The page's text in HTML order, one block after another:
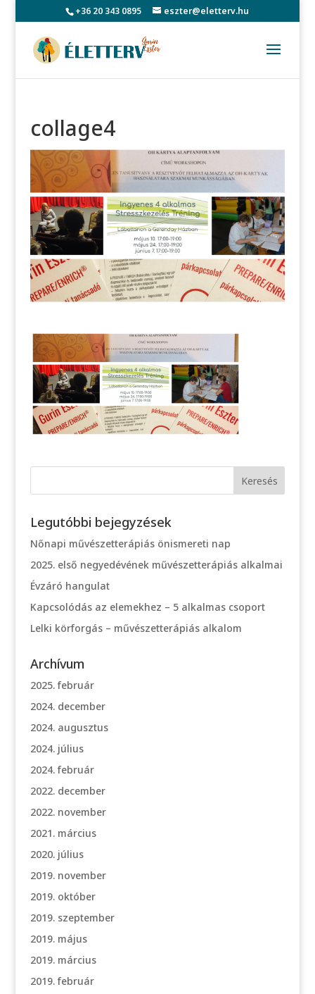
+36 20 343 0895 eszter@eletterv.hu
collage4
Legutóbbi bejegyzések
Nőnapi művészetterápiás önismereti nap
2025. első negyedévének művészetterápiás alkalmai
Évzáró hangulat
Kapcsolódás az elemekhez – 5 alkalmas csoport
Lelki körforgás – művészetterápiás alkalom
Archívum
2025. február
2024. december
2024. augusztus
2024. július
2024. február
2022. december
2022. november
2021. március
2020. július
2019. november
2019. október
2019. szeptember
2019. május
2019. március
2019. február